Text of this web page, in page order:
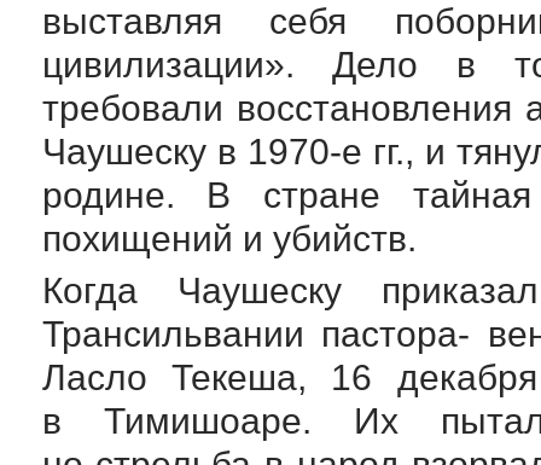
выставляя себя
цивилизации». Дело в
требовали восстановления
Чаушеску в 1970-е гг., и
родине. В стране
похищений и убийств.
Когда Чаушеску
Трансильвании пастора-
Ласло Текеша, 16
в Тимишоаре. Их